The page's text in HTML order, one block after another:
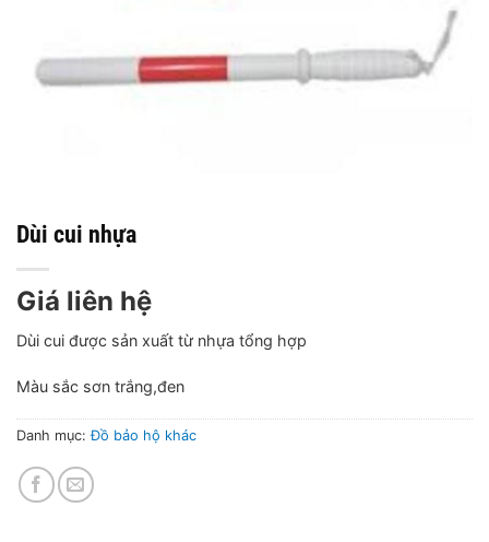
Dùi cui nhựa
Giá liên hệ
Dùi cui được sản xuất từ nhựa tổng hợp
Màu sắc sơn trắng,đen
Danh mục:Đồ bảo hộ khác